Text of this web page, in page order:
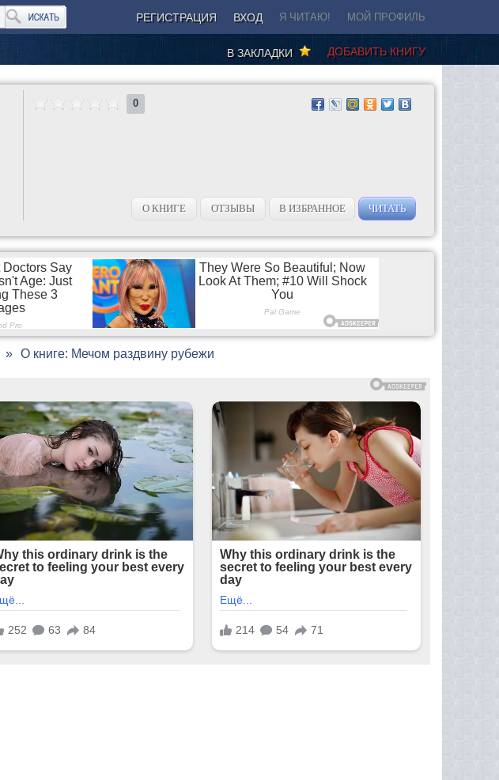
РЕГИСТРАЦИЯ ВХОД Я ЧИТАЮ! МОЙ ПРОФИЛЬ
ДОБАВИТЬ КНИГУ
В ЗАКЛАДКИ
0
О КНИГЕ ОТЗЫВЫ В ИЗБРАННОЕ ЧИТАТЬ
О книге: Мечом раздвину рубежи